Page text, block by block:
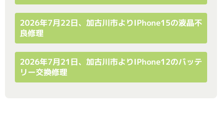
2026年7月22日、加古川市よりiPhone15の液晶不
良修理
2026年7月21日、加古川市よりiPhone12のバッテ
リー交換修理